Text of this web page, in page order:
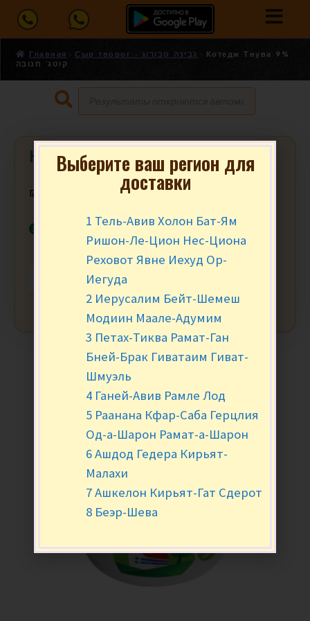
Главная Сыр творог - גבינה טבורוג
Котедж Тнува 9%
קוטג’ תנובה
Котедж Тнува 9% קוטג’ תנובה
₪ за шт.
В наличии
+
Выберите ваш регион для
доставки
1 Тель-Авив Холон Бат-Ям
Ришон-Ле-Цион Нес-Циона
Реховот Явне Иехуд Ор-
Иегуда
2 Иерусалим Бейт-Шемеш
Модиин Маале-Адумим
3 Петах-Тиква Рамат-Ган
Бней-Брак Гиватаим Гиват-
Шмуэль
4 Ганей-Авив Рамле Лод
5 Раанана Кфар-Саба Герцлия
Од-а-Шарон Рамат-а-Шарон
6 Ашдод Гедера Кирьят-
Малахи
7 Ашкелон Кирьят-Гат Сдерот
8 Беэр-Шева